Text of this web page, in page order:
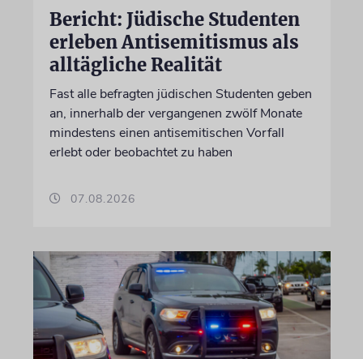
Bericht: Jüdische Studenten
erleben Antisemitismus als
alltägliche Realität
Fast alle befragten jüdischen Studenten geben
an, innerhalb der vergangenen zwölf Monate
mindestens einen antisemitischen Vorfall
erlebt oder beobachtet zu haben
07.08.2026